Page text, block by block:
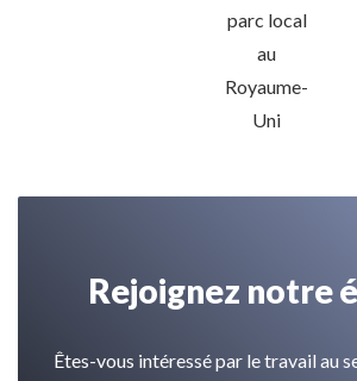
parc local
au
Royaume-
Uni
Rejoignez notre
Êtes-vous intéressé par le travail au